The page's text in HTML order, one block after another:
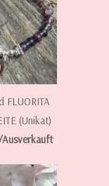
FLUORITA
(Unikat)